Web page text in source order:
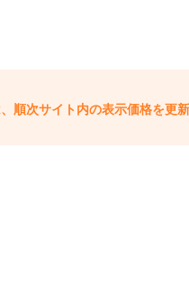
次サイト内の表示価格を更新